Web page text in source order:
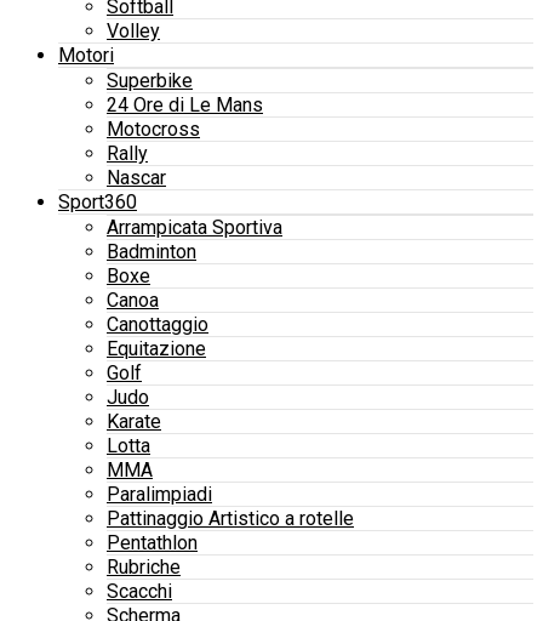
Softball
Volley
Motori
Superbike
24 Ore di Le Mans
Motocross
Rally
Nascar
Sport360
Arrampicata Sportiva
Badminton
Boxe
Canoa
Canottaggio
Equitazione
Golf
Judo
Karate
Lotta
MMA
Paralimpiadi
Pattinaggio Artistico a rotelle
Pentathlon
Rubriche
Scacchi
Scherma